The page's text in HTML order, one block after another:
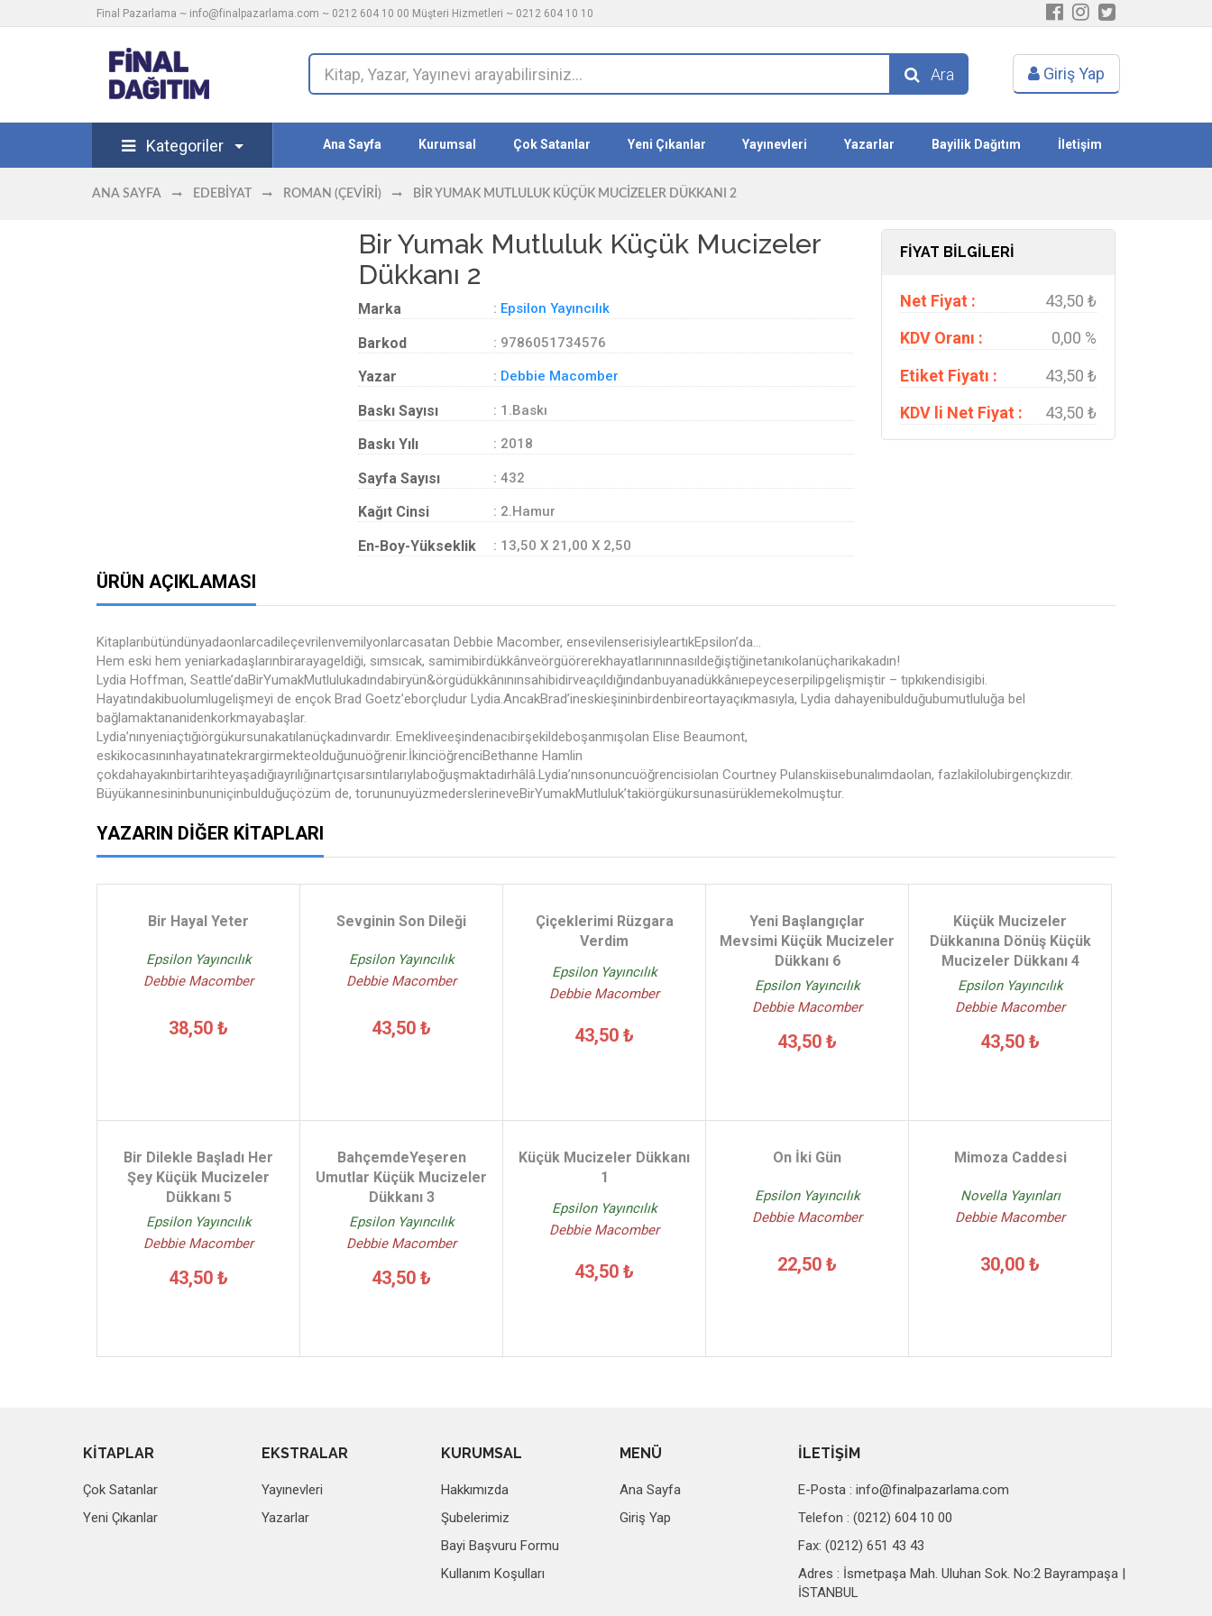
Final Pazarlama ~ info@finalpazarlama.com ~ 0212 604 10 00 Müşteri Hizmetleri ~ 0212 604 10 10
Ara Giriş Yap
Kategoriler Ana Sayfa Kurumsal Çok Satanlar Yeni Çıkanlar Yayınevleri Yazarlar Bayilik Dağıtım İletişim
ANA SAYFA EDEBIYAT ROMAN (ÇEVIRI) BIR YUMAK MUTLULUK KÜÇÜK MUCIZELER DÜKKANI 2
Bir Yumak Mutluluk Küçük Mucizeler
Dükkanı 2
Marka : Epsilon Yayıncılık
Barkod : 9786051734576
Yazar : Debbie Macomber
Baskı Sayısı : 1.Baskı
Baskı Yılı : 2018
Sayfa Sayısı : 432
Kağıt Cinsi : 2.Hamur
En-Boy-Yükseklik : 13,50 X 21,00 X 2,50
FİYAT BİLGİLERİ
Net Fiyat :
43,50 ₺
KDV Oranı :
0,00 %
Etiket Fiyatı :
43,50 ₺
KDV li Net Fiyat :
43,50 ₺
ÜRÜN AÇIKLAMASI
Kitaplarıbütündünyadaonlarcadileçevrilenvemilyonlarcasatan Debbie Macomber, ensevilenserisiyleartıkEpsilon’da…
Hem eski hem yeniarkadaşlarınbirarayageldiği, sımsıcak, samimibirdükkânveörgüörerekhayatlarınınnasıldeğiştiğinetanıkolanüçharikakadın!
Lydia Hoffman, Seattle’daBirYumakMutlulukadındabiryün&örgüdükkânınınsahibidirveaçıldığındanbuyanadükkânıepeyceserpilipgelişmiştir – tıpkıkendisigibi.
Hayatındakibuolumlugelişmeyi de ençok Brad Goetz’eborçludur Lydia.AncakBrad’ineskieşininbirdenbireortayaçıkmasıyla, Lydia dahayenibulduğubumutluluğa bel
bağlamaktananidenkorkmayabaşlar.
Lydia’nınyeniaçtığıörgükursunakatılanüçkadınvardır. Emekliveeşindenacıbirşekildeboşanmışolan Elise Beaumont,
eskikocasınınhayatınatekrargirmekteolduğunuöğrenir.İkinciöğrenciBethanne Hamlin
çokdahayakınbirtarihteyaşadığıayrılığınartçısarsıntılarıylaboğuşmaktadırhâlâ.Lydia’nınsonuncuöğrencisiolan Courtney Pulanskiisebunalımdaolan, fazlakilolubirgençkızdır.
Büyükannesininbununiçinbulduğuçözüm de, torununuyüzmederslerineveBirYumakMutluluk’takiörgükursunasürüklemekolmuştur.
YAZARIN DIĞER KITAPLARI
Bir Hayal Yeter
Epsilon Yayıncılık
Debbie Macomber
38,50 ₺
Sevginin Son Dileği
Epsilon Yayıncılık
Debbie Macomber
43,50 ₺
Çiçeklerimi Rüzgara
Verdim
Epsilon Yayıncılık
Debbie Macomber
43,50 ₺
Yeni Başlangıçlar
Mevsimi Küçük Mucizeler
Dükkanı 6
Epsilon Yayıncılık
Debbie Macomber
43,50 ₺
Küçük Mucizeler
Dükkanına Dönüş Küçük
Mucizeler Dükkanı 4
Epsilon Yayıncılık
Debbie Macomber
43,50 ₺
Bir Dilekle Başladı Her
Şey Küçük Mucizeler
Dükkanı 5
Epsilon Yayıncılık
Debbie Macomber
43,50 ₺
BahçemdeYeşeren
Umutlar Küçük Mucizeler
Dükkanı 3
Epsilon Yayıncılık
Debbie Macomber
43,50 ₺
Küçük Mucizeler Dükkanı
1
Epsilon Yayıncılık
Debbie Macomber
43,50 ₺
On İki Gün
Epsilon Yayıncılık
Debbie Macomber
22,50 ₺
Mimoza Caddesi
Novella Yayınları
Debbie Macomber
30,00 ₺
KİTAPLAR
Çok Satanlar
Yeni Çıkanlar
EKSTRALAR
Yayınevleri
Yazarlar
KURUMSAL
Hakkımızda
Şubelerimiz
Bayi Başvuru Formu
Kullanım Koşulları
MENÜ
Ana Sayfa
Giriş Yap
İLETİŞİM
E-Posta :info@finalpazarlama.com
Telefon : (0212) 604 10 00
Fax: (0212) 651 43 43
Adres : İsmetpaşa Mah. Uluhan Sok. No:2 Bayrampaşa |
İSTANBUL